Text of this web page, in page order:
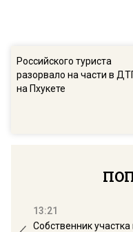
Российского туриста
разорвало на части в
на Пхукете
13:21
Собственник